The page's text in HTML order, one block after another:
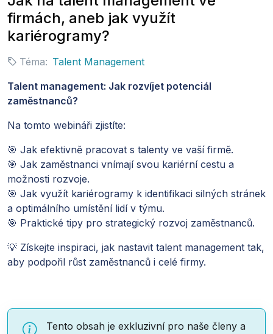
firmách, aneb jak využít
kariérogramy?
Téma: Talent Management
Talent management: Jak rozvíjet potenciál
zaměstnanců?
Na tomto webináři zjistíte:
🎯 Jak efektivně pracovat s talenty ve vaší firmě.
🎯 Jak zaměstnanci vnímají svou kariérní cestu a
možnosti rozvoje.
🎯 Jak využít kariérogramy k identifikaci silných stránek
a optimálního umístění lidí v týmu.
🎯 Praktické tipy pro strategický rozvoj zaměstnanců.
💡 Získejte inspiraci, jak nastavit talent management tak,
aby podpořil růst zaměstnanců i celé firmy.
Tento obsah je exkluzivní pro naše členy a